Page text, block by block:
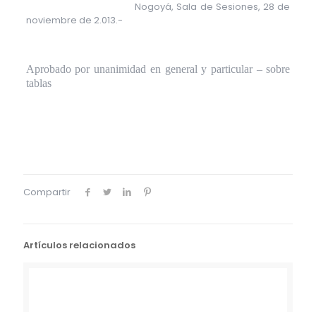
Nogoyá, Sala de Sesiones, 28 de
noviembre de 2.013.-
Aprobado por unanimidad en general y particular – sobre
tablas
Compartir
Artículos relacionados